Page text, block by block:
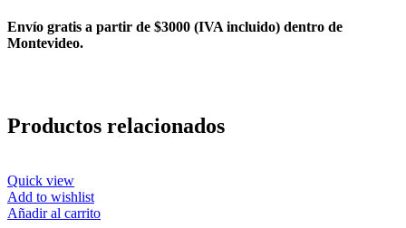
Envío gratis a partir de $3000 (IVA incluido) dentro de
Montevideo.
Productos relacionados
Quick view
Add to wishlist
Añadir al carrito